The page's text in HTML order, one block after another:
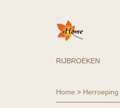
RIJBROEKEN
Home > Herroeping